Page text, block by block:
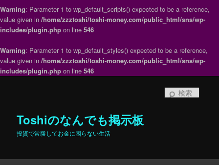
Warning: Parameter 1 to wp_default_scripts() expected to be a reference,
value given in /home/zzztoshi/toshi-money.com/public_html/sns/wp-
includes/plugin.php on line 546
Warning: Parameter 1 to wp_default_styles() expected to be a reference,
value given in /home/zzztoshi/toshi-money.com/public_html/sns/wp-
includes/plugin.php on line 546
Toshiのなんでも掲示板
投資で常勝してお金に困らない生活